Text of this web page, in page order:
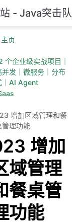
- Java突击队
主页
个企业级实战项目｜
并发｜微服务｜分布
｜AI Agent
增加区域管理和餐
管理功能
增加
域管理
餐桌管
功能